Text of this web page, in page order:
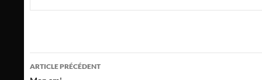
Navigation
ARTICLE PRÉCÉDENT